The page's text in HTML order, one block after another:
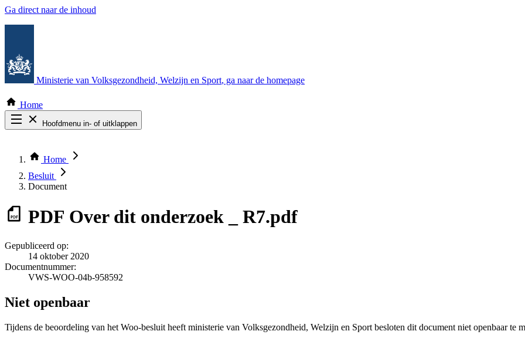
Ga direct naar de inhoud
Ministerie van Volksgezondheid, Welzijn en Sport, ga naar de homepage
Home
Hoofdmenu in- of uitklappen
Thema COVID-19
Bekijk per bestuursorgaan
Home
Besluit
Document
PDF Over dit onderzoek _ R7.pdf
Gepubliceerd op:
14 oktober 2020
Documentnummer:
VWS-WOO-04b-958592
Niet openbaar
Tijdens de beoordeling van het Woo-besluit heeft ministerie van Volksgezondheid, Welzijn en Sport besloten dit document niet openbaar te